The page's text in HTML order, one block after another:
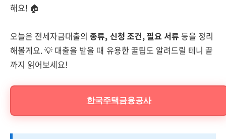
해요! 🏠
오늘은 전세자금대출의종류, 신청 조건, 필요 서류 등을 정리
해볼게요. 💡 대출을 받을 때 유용한 꿀팁도 알려드릴 테니 끝
까지 읽어보세요!
한국주택금융공사